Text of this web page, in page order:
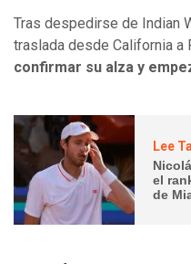
Tras despedirse de Indian
traslada desde California a
confirmar su alza y
Lee
el
de